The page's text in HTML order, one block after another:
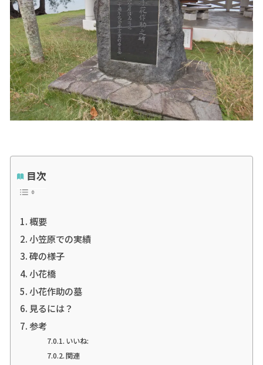
目次
概要
小笠原での実績
碑の様子
小花橋
小花作助の墓
見るには？
参考
いいね:
関連